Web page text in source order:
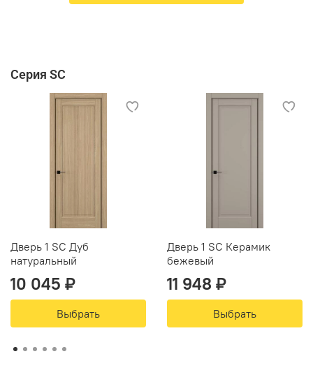
Серия SC
Дверь 1 SC Дуб
натуральный
10 045 ₽
Выбрать
Дверь 1 SC Керамик
бежевый
11 948 ₽
Выбрать